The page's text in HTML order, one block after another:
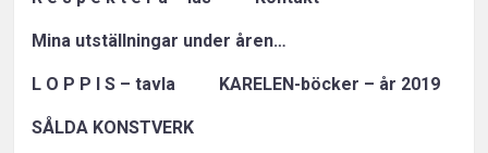
Mina utställningar under åren…
L O P P I S – tavla KARELEN-böcker – år 2019
SÅLDA KONSTVERK